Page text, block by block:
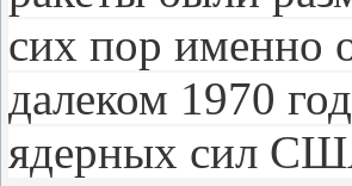
сих пор именно
далеком 1970
ядерных сил